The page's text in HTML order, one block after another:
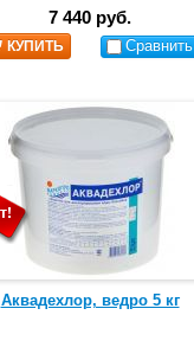
7 440 руб.
КУПИТЬ Сравнить
Аквадехлор, ведро 5 кг